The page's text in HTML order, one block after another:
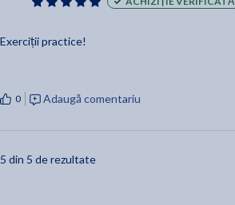
Exerciții practice!
0 Adaugă comentariu
5 din 5 de rezultate